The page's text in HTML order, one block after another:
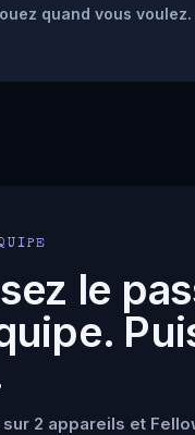
quand vous voulez.
le
2 appareils et